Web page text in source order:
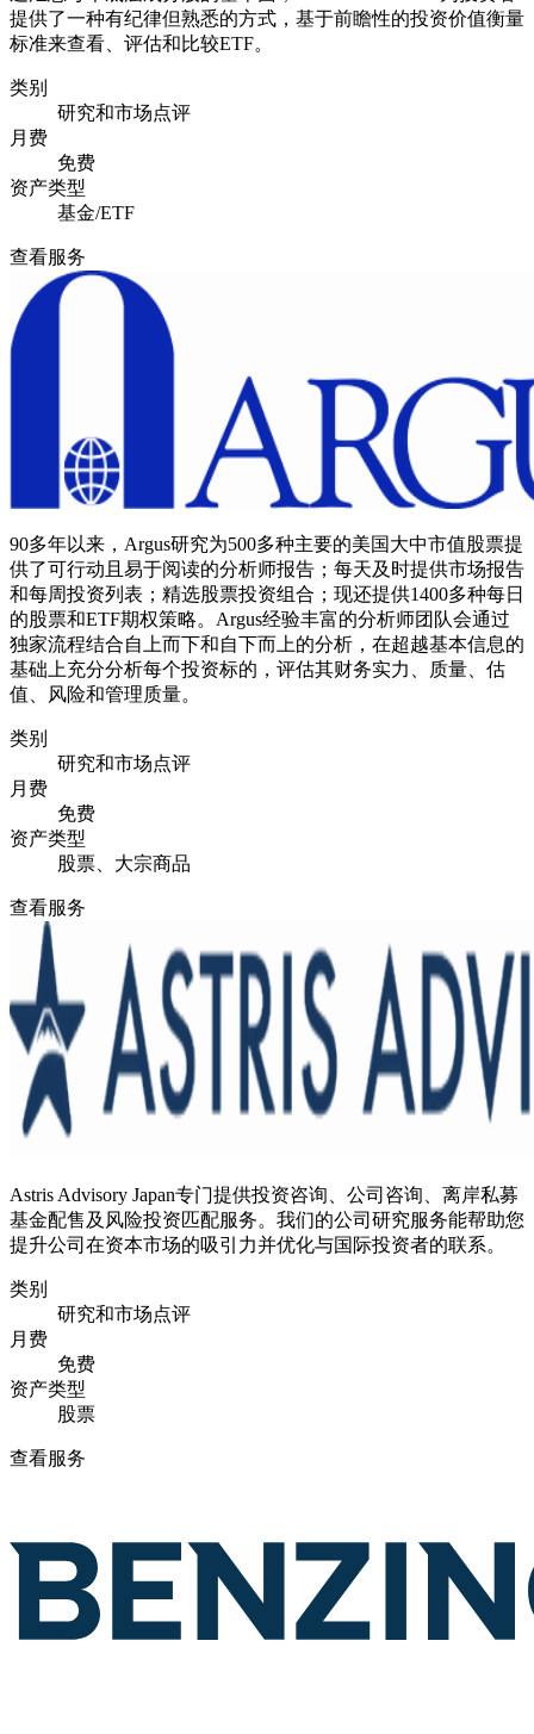
提供了一种有纪律但熟悉的方式，基于前瞻性的投资价值衡量
标准来查看、评估和比较ETF。
类别
研究和市场点评
月费
免费
资产类型
基金/ETF
查看服务
90多年以来，Argus研究为500多种主要的美国大中市值股票提
供了可行动且易于阅读的分析师报告；每天及时提供市场报告
和每周投资列表；精选股票投资组合；现还提供1400多种每日
的股票和ETF期权策略。Argus经验丰富的分析师团队会通过
独家流程结合自上而下和自下而上的分析，在超越基本信息的
基础上充分分析每个投资标的，评估其财务实力、质量、估
值、风险和管理质量。
类别
研究和市场点评
月费
免费
资产类型
股票、大宗商品
查看服务
Astris Advisory Japan专门提供投资咨询、公司咨询、离岸私募
基金配售及风险投资匹配服务。我们的公司研究服务能帮助您
提升公司在资本市场的吸引力并优化与国际投资者的联系。
类别
研究和市场点评
月费
免费
资产类型
股票
查看服务